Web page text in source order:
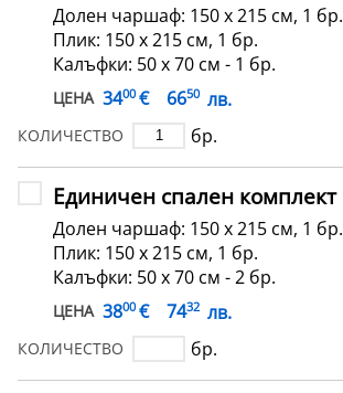
Долен чаршаф: 150 х 215 см, 1 бр.
Плик: 150 х 215 см, 1 бр.
Калъфки: 50 х 70 см - 1 бр.
ЦЕНА 3400 € 6650 лв.
КОЛИЧЕСТВО бр.
Единичен спален комплект
Долен чаршаф: 150 х 215 см, 1 бр.
Плик: 150 х 215 см, 1 бр.
Калъфки: 50 х 70 см - 2 бр.
ЦЕНА 3800 € 7432 лв.
КОЛИЧЕСТВО бр.